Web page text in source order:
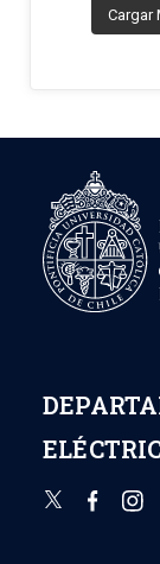
Cargar